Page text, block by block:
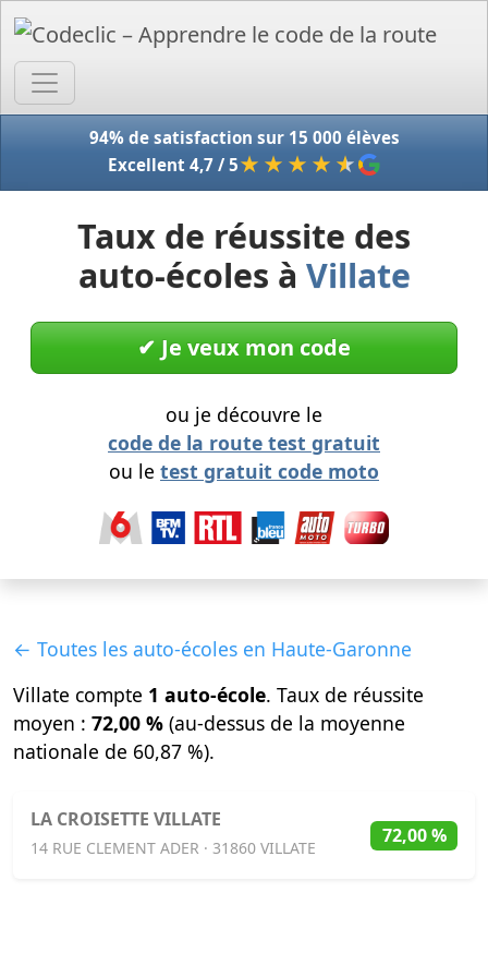
94% de satisfaction sur 15 000 élèves
Excellent 4,7 / 5★★★★ ★
Taux de réussite des
auto-écoles à Villate
✔︎ Je veux mon code
ou je découvre le
code de la route test gratuit
ou le test gratuit code moto
← Toutes les auto-écoles en Haute-Garonne
Villate compte 1 auto-école. Taux de réussite
moyen : 72,00 % (au-dessus de la moyenne
nationale de 60,87 %).
LA CROISETTE VILLATE
14 RUE CLEMENT ADER · 31860 VILLATE
72,00 %